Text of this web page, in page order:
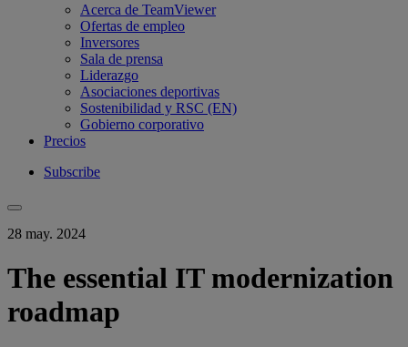
Acerca de TeamViewer
Ofertas de empleo
Inversores
Sala de prensa
Liderazgo
Asociaciones deportivas
Sostenibilidad y RSC (EN)
Gobierno corporativo
Precios
Subscribe
28 may. 2024
The essential IT modernization
roadmap